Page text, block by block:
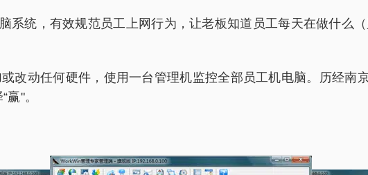
系统，有效规范员工上网行为，让老板知道员工每天在做什么
改动任何硬件，使用一台管理机监控全部员工机电脑。历经南
"。